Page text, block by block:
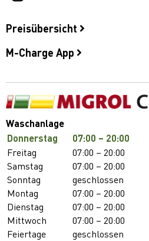
Preisübersicht
M-Charge App
Waschanlage
Donnerstag
07:00 – 20:00
Freitag
07:00 – 20:00
Samstag
07:00 – 20:00
Sonntag
geschlossen
Montag
07:00 – 20:00
Dienstag
07:00 – 20:00
Mittwoch
07:00 – 20:00
Feiertage
geschlossen